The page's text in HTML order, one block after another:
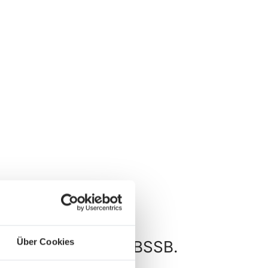
Über Cookies
Wettkämpfe im BSSB.